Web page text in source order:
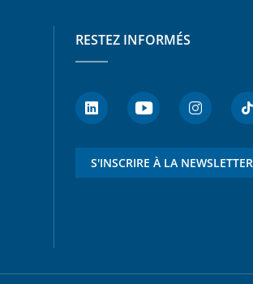
RESTEZ INFORMÉS
S'INSCRIRE À LA NEWSLETTER